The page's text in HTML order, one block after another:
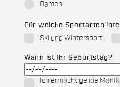
Damen
Für welche Sportarten
Ski und Wintersport
Wann ist Ihr Geburtstag?
Ich ermächtige die